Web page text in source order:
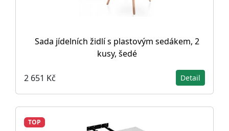
Sada jídelních židlí s plastovým sedákem, 2
kusy, šedé
2 651 Kč Detail
TOP